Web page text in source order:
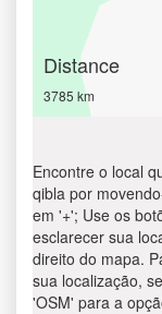
Distance
3785 km
Encontre o local
qibla por
em '+'; Use os
esclarecer sua
direito do mapa.
sua localização,
'OSM' para a